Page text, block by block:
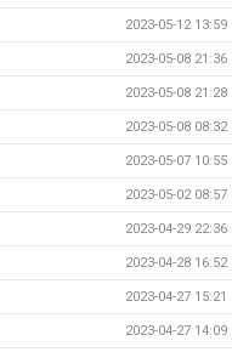
2023-05-12 13:59
2023-05-08 21:36
2023-05-08 21:28
2023-05-08 08:32
2023-05-07 10:55
2023-05-02 08:57
2023-04-29 22:36
2023-04-28 16:52
2023-04-27 15:21
2023-04-27 14:09